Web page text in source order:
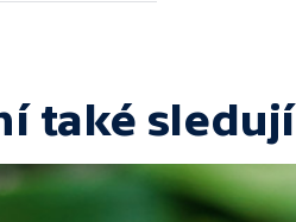
také sledují